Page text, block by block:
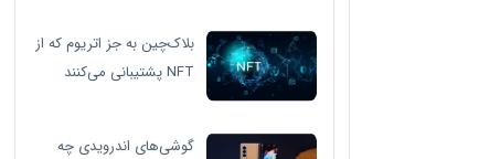
بلاک‌چین به جز اتریوم که از
NFT پشتیبانی می‌کنند
گوشی‌های اندرویدی چه